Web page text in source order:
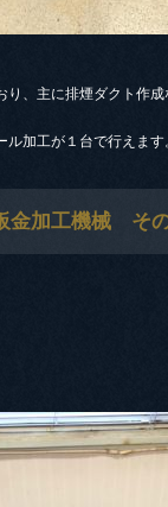
、主に排煙ダクト作成
加工が１台で行えます
金加工機械 そ